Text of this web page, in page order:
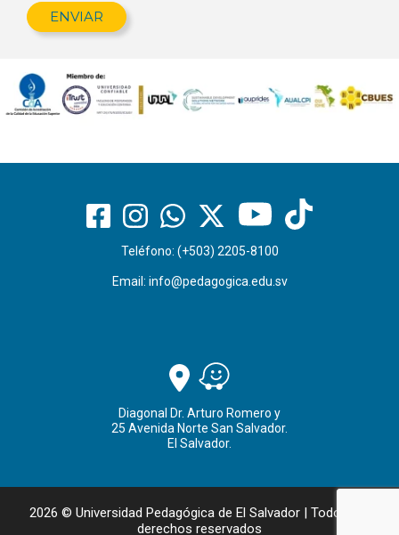
Teléfono: (+503) 2205-8100
Email: info@pedagogica.edu.sv
Diagonal Dr. Arturo Romero y
25 Avenida Norte San Salvador.
El Salvador.
2026 © Universidad Pedagógica de El Salvador | Todos los
derechos reservados